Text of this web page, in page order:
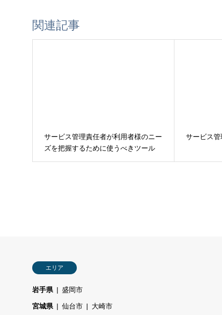
関連記事
サービス管理責任者が利用者様のニー
ズを把握するために使うべきツール
サービス
エリア
岩手県 盛岡市
宮城県 仙台市 大崎市